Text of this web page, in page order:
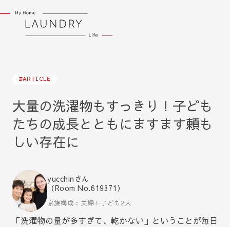
ARTICLE
大量の洗濯物もすっきり！子ども
たちの成長とともにますます頼も
しい存在に
yucchinさん
（Room No.619371）
家族構成：夫婦＋子ども2人
「洗濯物の量が多すぎて、乾かない」ということが毎日